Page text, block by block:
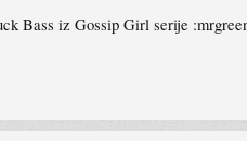
Bass iz Gossip Girl serije